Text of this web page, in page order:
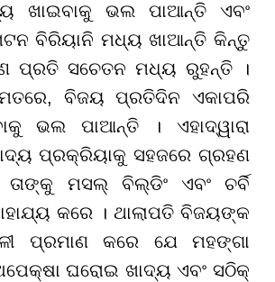
ଖାଇବାକୁ ଭଲ ପାଆନ୍ତି ଏବଂ
ବିରିୟାନି ମଧ୍ୟ ଖାଆନ୍ତି କିନ୍ତୁ
ପ୍ରତି ସଚେତନ ମଧ୍ୟ ରୁହନ୍ତି ।
ବିଜୟ ପ୍ରତିଦିନ ଏକାପରି
ଭଲ ପାଆନ୍ତି । ଏହାଦ୍ୱାରା
ପ୍ରକ୍ରିୟାକୁ ସହଜରେ ଗ୍ରହଣ
ତାଙ୍କୁ ମସଲ୍ ବିଲ୍ଡିଂ ଏବଂ ଚର୍ବି
କରେ । ଥାଲାପତି ବିଜୟଙ୍କ
ପ୍ରମାଣ କରେ ଯେ ମହଙ୍ଗା
ଘରୋଇ ଖାଦ୍ୟ ଏବଂ ସଠିକ୍